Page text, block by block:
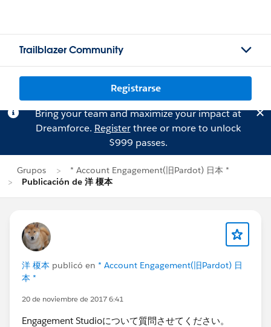
Trailblazer Community
Registrarse
Bring your team and maximize your impact at
Dreamforce. Registerthree or more to unlock
$999 passes.
Grupos
* Account Engagement(旧Pardot) 日本 *
Publicación de 洋 榎本
洋 榎本 publicó en * Account Engagement(旧Pardot) 日
本 *
20 de noviembre de 2017 6:41
Engagement Studioについて質問させてください。